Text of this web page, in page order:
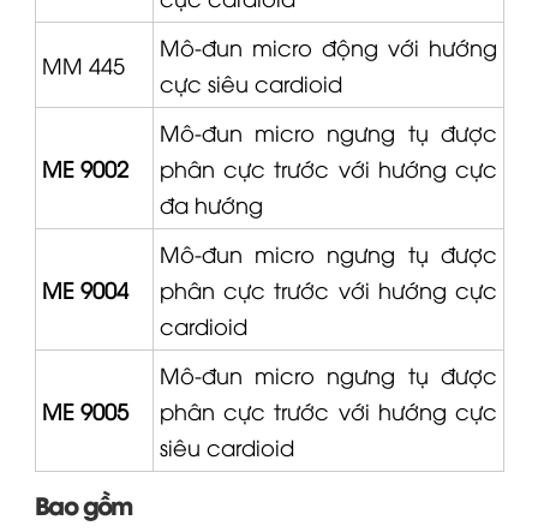
MM 445
Mô-đun micro động với hướng
cực siêu cardioid
ME 9002
Mô-đun micro ngưng tụ được
phân cực trước với hướng cực
đa hướng
ME 9004
Mô-đun micro ngưng tụ được
phân cực trước với hướng cực
cardioid
ME 9005
Mô-đun micro ngưng tụ được
phân cực trước với hướng cực
siêu cardioid
Bao gồm